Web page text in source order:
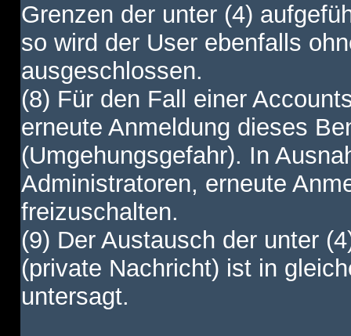
Grenzen der unter (4)
so wird der User ebenfalls
ausgeschlossen.
(8) Für den Fall einer
erneute Anmeldung dieses
(Umgehungsgefahr). In
Administratoren, erneute
freizuschalten.
(9) Der Austausch der unter
(private Nachricht) ist in
untersagt.